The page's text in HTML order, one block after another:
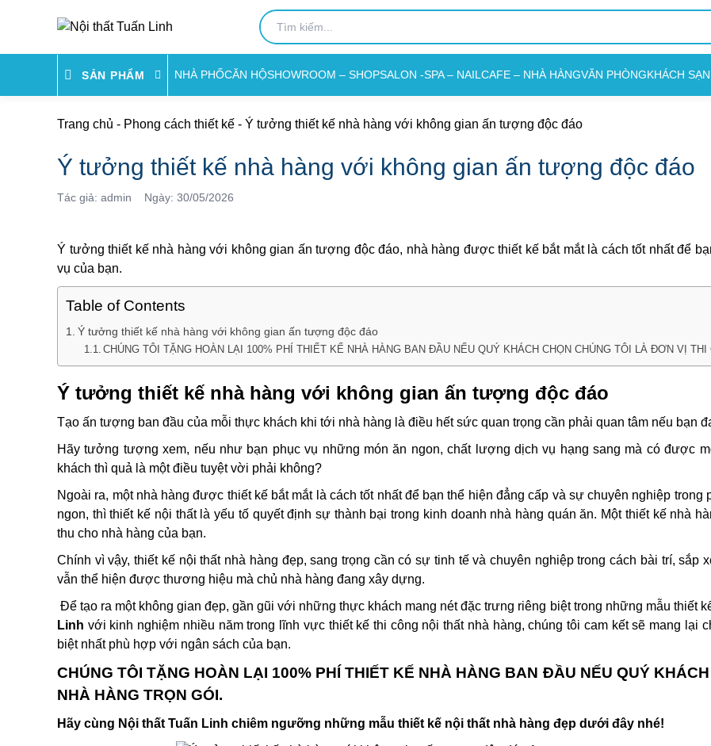
SẢN PHẨM NHÀ PHỐCĂN HỘSHOWROOM – SHOPSALON -SPA – NAIL CAFE – NHÀ HÀNGVĂN PHÒNGKHÁCH SẠN
Trang chủ - Phong cách thiết kế - Ý tưởng thiết kế nhà hàng với không gian ấn tượng độc đáo
Ý tưởng thiết kế nhà hàng với không gian ấn tượng độc đáo
Tác giả: admin Ngày: 30/05/2026
Ý tưởng thiết kế nhà hàng với không gian ấn tượng độc đáo, nhà hàng được thiết kế bắt mắt là cách tốt nhất để
vụ của bạn.
Table of Contents
Ý tưởng thiết kế nhà hàng với không gian ấn tượng độc đáo
CHÚNG TÔI TẶNG HOÀN LẠI 100% PHÍ THIẾT KẾ NHÀ HÀNG BAN ĐẦU NẾU QUÝ KHÁCH CHỌN CHÚNG TÔI LÀ ĐƠN VỊ THI
Ý tưởng thiết kế nhà hàng với không gian ấn tượng độc đáo
Tạo ấn tượng ban đầu của mỗi thực khách khi tới nhà hàng là điều hết sức quan trọng cần phải quan tâm nếu bạn
Hãy tưởng tượng xem, nếu như bạn phục vụ những món ăn ngon, chất lượng dịch vụ hạng sang mà có được
khách thì quả là một điều tuyệt vời phải không?
Ngoài ra, một nhà hàng được thiết kế bắt mắt là cách tốt nhất để bạn thể hiện đẳng cấp và sự chuyên nghiệp
ngon, thì thiết kế nội thất là yếu tố quyết định sự thành bại trong kinh doanh nhà hàng quán ăn. Một thiết kế nhà
thu cho nhà hàng của bạn.
Chính vì vậy, thiết kế nội thất nhà hàng đẹp, sang trọng cần có sự tinh tế và chuyên nghiệp trong cách bài trí, sắp
vẫn thể hiện được thương hiệu mà chủ nhà hàng đang xây dựng.
Để tạo ra một không gian đẹp, gần gũi với những thực khách mang nét đặc trưng riêng biệt trong những mẫu thiết
Linh với kinh nghiệm nhiều năm trong lĩnh vực thiết kế thi công nội thất nhà hàng, chúng tôi cam kết sẽ mang lại
biệt nhất phù hợp với ngân sách của bạn.
CHÚNG TÔI TẶNG HOÀN LẠI 100% PHÍ THIẾT KẾ NHÀ HÀNG BAN ĐẦU NẾU QUÝ
NHÀ HÀNG TRỌN GÓI.
Hãy cùng Nội thất Tuấn Linh chiêm ngưỡng những mẫu thiết kế nội thất nhà hàng đẹp dưới đây nhé!